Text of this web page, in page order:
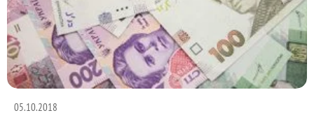
05.10.2018